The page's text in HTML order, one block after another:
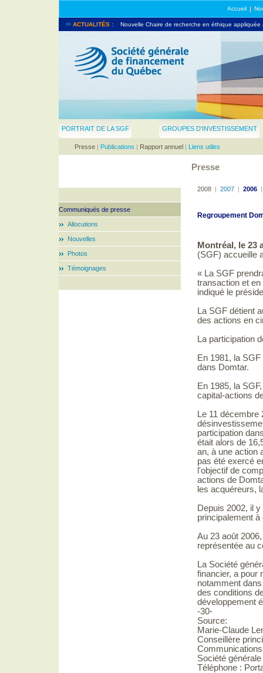
Accueil |
ACTUALITÉS :
LA SGF PUBLIE SON RAPPORT ANNUEL 2007...
Nouvelle Chaire de recherche en éthique appliquée
PORTRAIT DE LA SGF GROUPES D'INVESTISSEMENT
Presse | Publications | Rapport annuel | Liens utiles
Presse
Communiqués de presse
Allocutions
Nouvelles
Photos
Témoignages
2008 | 2007 | 2006
Regroupement
Montréal, le 23
(SGF) accueille
« La SGF
transaction et
indiqué le
La SGF détient
des actions en
La participation
En 1981, la
dans Domtar.
En 1985, la
capital-actions
Le 11
participation
était alors de
an, à une action
pas été exercé
l'objectif de
actions de
les acquéreurs,
Depuis 2002, il
principalement
Au 23 août
représentée au
La Société
financier, a pour
notamment
des conditions
développement
-30-
Source:
Marie-Claude
Conseillère
Société
Téléphone :